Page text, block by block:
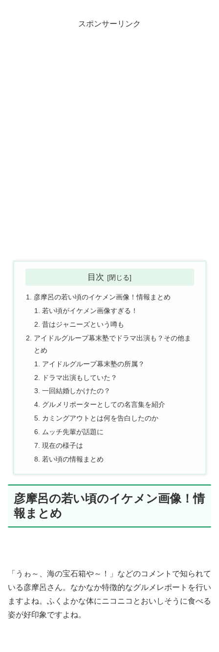
スポンサーリンク
目次
彦摩呂の若い頃のイケメン画像！情報まとめ
若い頃がイケメン画像すぎる！
昔はジャニーズという噂も
アイドルグループ幕末塾でドラマ出演も？その他ま
とめ
アイドルグループ幕末塾の所属？
ドラマ出演もしていた？
一回結婚しかけたの？
グルメリポーターとしての名言集を紹介
カミングアウトとは何を告白したのか
ムッチ先輩が話題に
現在の様子は
若い頃の情報まとめ
彦摩呂の若い頃のイケメン画像！情
報まとめ
「うゎ～、海の宝石箱や～！」などのコメントで知られて
いる彦摩呂さん。なかなか特徴的なグルメレポートを行い
ますよね。ふくよかな体にニコニコとおいしそうに食べる
姿が好印象ですよね。